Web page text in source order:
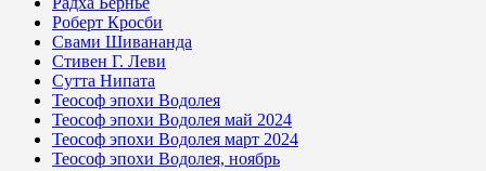
Роберт Кросби
Свами Шивананда
Стивен Г. Леви
Сутта Нипата
Теософ эпохи Водолея
Теософ эпохи Водолея май 2024
Теософ эпохи Водолея март 2024
Теософ эпохи Водолея, ноябрь